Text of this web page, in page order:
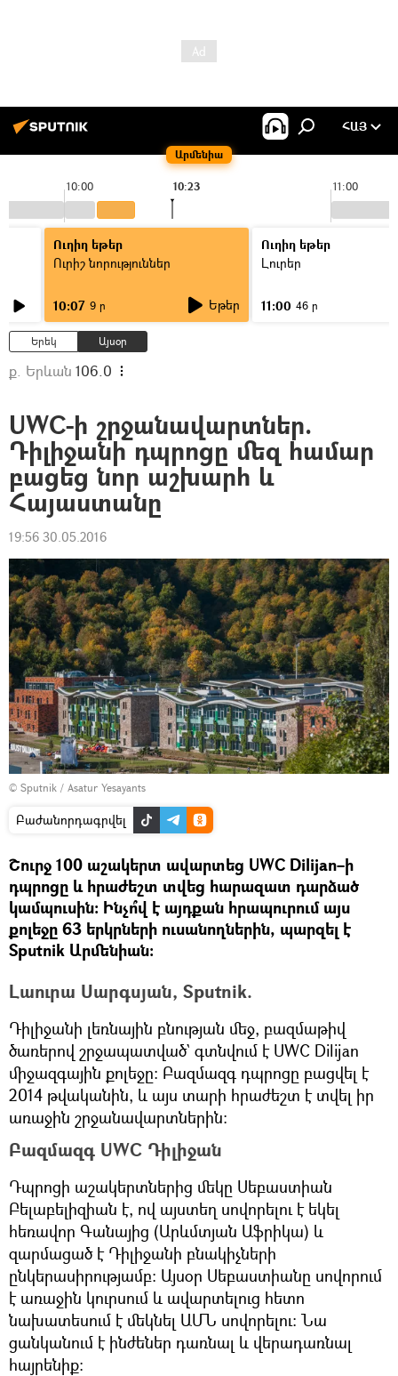
Արմենիա
ՀԱՅ
10:00 11:00
10:23
Ուղիղ եթեր
Ուրիշ նորություններ
10:07 9 ր Եթեր
Ուղիղ եթեր
Լուրեր
11:00 46 ր
Երեկ Այսօր
ք. Երևան 106.0
UWC-ի շրջանավարտներ.
Դիլիջանի դպրոցը մեզ համար
բացեց նոր աշխարհ և
Հայաստանը
19:56 30.05.2016
© Sputnik / Asatur Yesayants
Բաժանորդագրվել
Շուրջ 100 աշակերտ ավարտեց UWC Dilijan–ի
դպրոցը և հրաժեշտ տվեց հարազատ դարձած
կամպուսին։ Ինչո՞վ է այդքան հրապուրում այս
քոլեջը 63 երկրների ուսանողներին, պարզել է
Sputnik Արմենիան։
Լաուրա Սարգսյան, Sputnik.
Դիլիջանի լեռնային բնության մեջ, բազմաթիվ
ծառերով շրջապատված` գտնվում է UWC Dilijan
միջազգային քոլեջը։ Բազմազգ դպրոցը բացվել է
2014 թվականին, և այս տարի հրաժեշտ է տվել իր
առաջին շրջանավարտներին։
Բազմազգ UWC Դիլիջան
Դպրոցի աշակերտներից մեկը Սեբաստիան
Բելաբելիզիան է, ով այստեղ սովորելու է եկել
հեռավոր Գանայից (Արևմտյան Աֆրիկա) և
զարմացած է Դիլիջանի բնակիչների
ընկերասիրությամբ։ Այսօր Սեբաստիանը սովորում
է առաջին կուրսում և ավարտելուց հետո
նախատեսում է մեկնել ԱՄՆ սովորելու։ Նա
ցանկանում է ինժեներ դառնալ և վերադառնալ
հայրենիք։